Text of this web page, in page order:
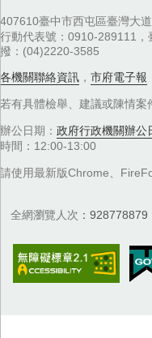
407610臺中市西屯區臺灣大
行動代表號：0910-289111
撥：(04)2220-3585
各機關聯絡資訊 ， 市府電子報
若有具體檢舉、建議或陳情案
辦公日期： 政府行政機關辦公
時間：12:00-13:00
請使用最新版Chrome、
全網瀏覽人次 928778879